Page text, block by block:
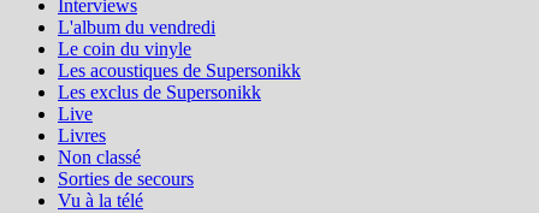
Interviews
L'album du vendredi
Le coin du vinyle
Les acoustiques de Supersonikk
Les exclus de Supersonikk
Live
Livres
Non classé
Sorties de secours
Vu à la télé